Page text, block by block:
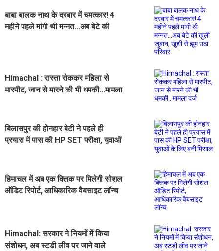
बाबा बालक नाथ के दरबार में चमत्कार! 4
महीने पहले मांगी थी मन्नत...अब बेटे की
Himachal : रास्ता रोककर महिला से
मारपीट, जान से मारने की भी धमकी...मामला
बिलासपुर की होनहार बेटी ने पहले ही
प्रयास में पास की HP SET परीक्षा, युवाओं
हिमाचल में अब एक क्लिक पर मिलेगी सोशल
ऑडिट रिपोर्ट, आधिकारिक वैबसाइट लॉन्च
Himachal: सरकार ने नियमों में किया
संशोधन, अब स्टडी लीव पर जाने वाले